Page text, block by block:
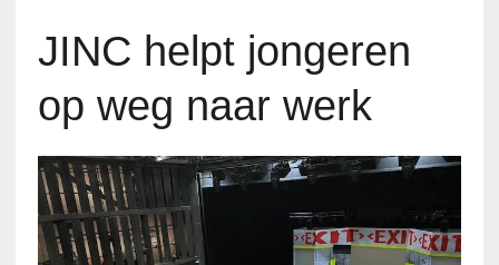
JINC helpt jongeren
op weg naar werk